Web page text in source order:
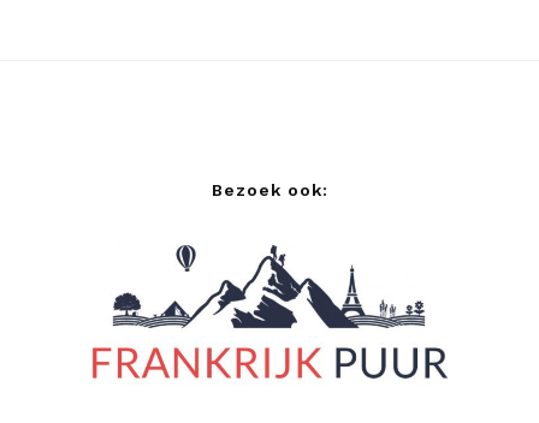
Bezoek ook: